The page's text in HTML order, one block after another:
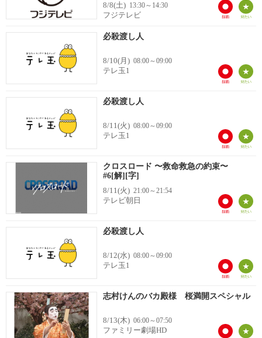
8/8(土) 13:30～14:30
フジテレビ
必殺渡し人
8/10(月) 08:00～09:00
テレ玉1
必殺渡し人
8/11(火) 08:00～09:00
テレ玉1
クロスロード 〜救命救急の約束〜
#6[解][字]
8/11(火) 21:00～21:54
テレビ朝日
必殺渡し人
8/12(水) 08:00～09:00
テレ玉1
志村けんのバカ殿様 桜満開スペシャル
8/13(木) 06:00～07:50
ファミリー劇場HD